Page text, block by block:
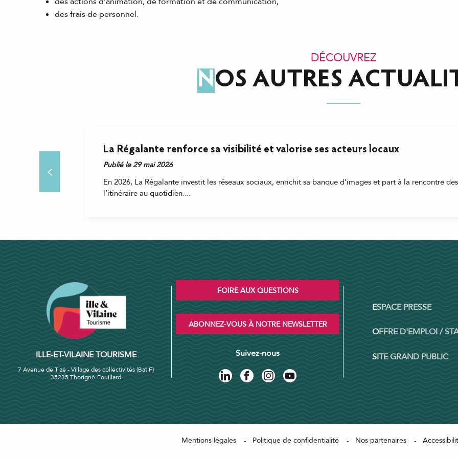
des frais de personnel.
DÉCOUVREZ
NOS AUTRES
La Régalante renforce sa visibilité et valorise ses acteurs locaux
Publié le 29 mai 2026
En 2026, La Régalante investit les réseaux sociaux, enrichit sa banque d’images et part à la rencontre
l’itinéraire au quotidien....
ILLE-ET-VILAINE TOURISME
7 Avenue de Tizé - Village des collectivités (Bat F)
35235 Thorigné-Fouillard
FOIRE AUX QUESTIONS
ABONNEZ-VOUS À NOTRE NEWSLETTER
Suivez-nous
ESPACE PRESSE
OFFRE D'EMPLOI /
SITE GRAND PUBLIC
Mentions légales Politique de confidentialité Nos partenaires